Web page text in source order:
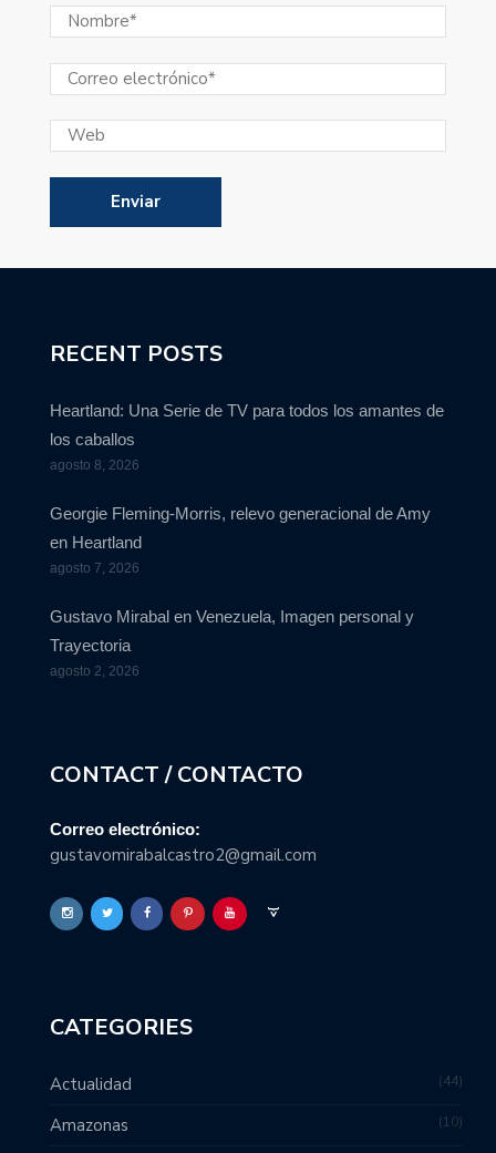
RECENT POSTS
Heartland: Una Serie de TV para todos los amantes de
los caballos
agosto 8, 2026
Georgie Fleming-Morris, relevo generacional de Amy
en Heartland
agosto 7, 2026
Gustavo Mirabal en Venezuela, Imagen personal y
Trayectoria
agosto 2, 2026
CONTACT / CONTACTO
Correo electrónico:
gustavomirabalcastro2@gmail.com
CATEGORIES
Actualidad 44
Amazonas 10